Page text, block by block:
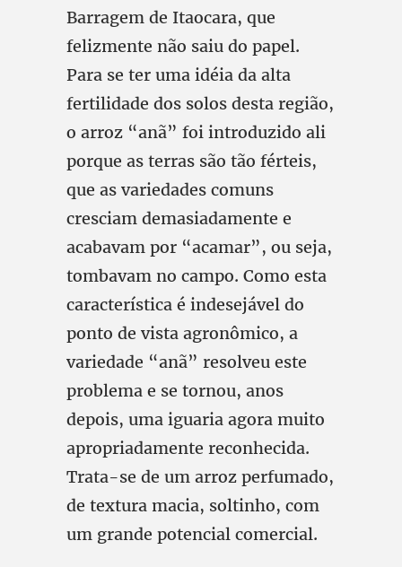
Barragem de Itaocara, que
felizmente não saiu do papel.
Para se ter uma idéia da alta
fertilidade dos solos desta região,
o arroz “anã” foi introduzido ali
porque as terras são tão férteis,
que as variedades comuns
cresciam demasiadamente e
acabavam por “acamar”, ou seja,
tombavam no campo. Como esta
característica é indesejável do
ponto de vista agronômico, a
variedade “anã” resolveu este
problema e se tornou, anos
depois, uma iguaria agora muito
apropriadamente reconhecida.
Trata-se de um arroz perfumado,
de textura macia, soltinho, com
um grande potencial comercial.